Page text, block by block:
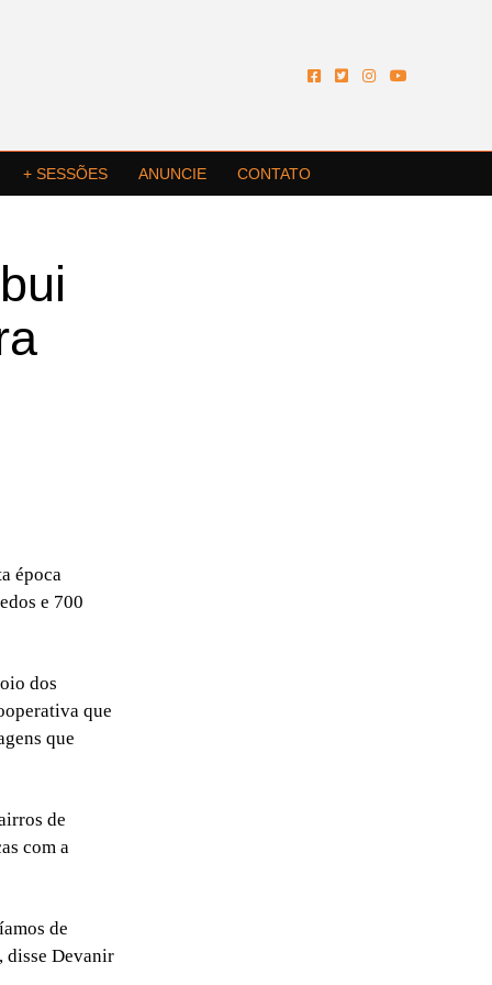
+ SESSÕES ANUNCIE CONTATO
época
e 700
dos
que
que
de
com a
de
disse Devanir